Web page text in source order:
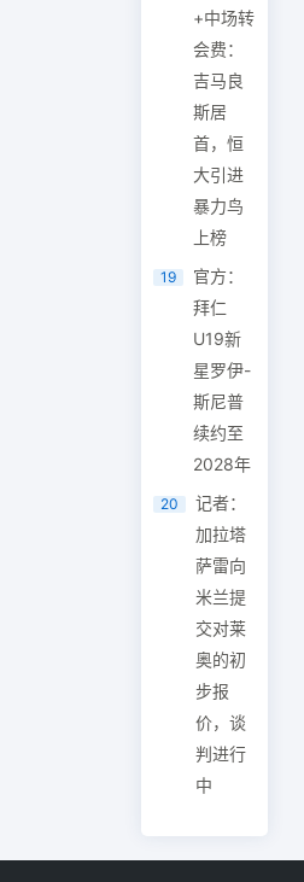
+中场转
会费：
吉马良
斯居
首，恒
大引进
暴力鸟
上榜
19
官方：
拜仁
U19新
星罗伊-
斯尼普
续约至
2028年
20
记者：
加拉塔
萨雷向
米兰提
交对莱
奥的初
步报
价，谈
判进行
中